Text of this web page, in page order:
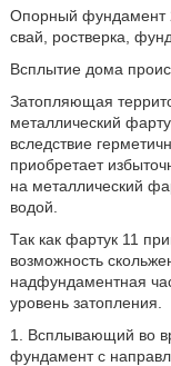
Опорный фундамент
свай, ростверка,
Всплытие дома
Затопляющая
металлический
вследствие
приобретает
на металлический
водой.
Так как фартук 11
возможность
надфундаментная
уровень затопления.
1. Всплывающий во
фундамент с